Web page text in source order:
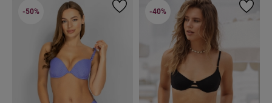
-50% -40%